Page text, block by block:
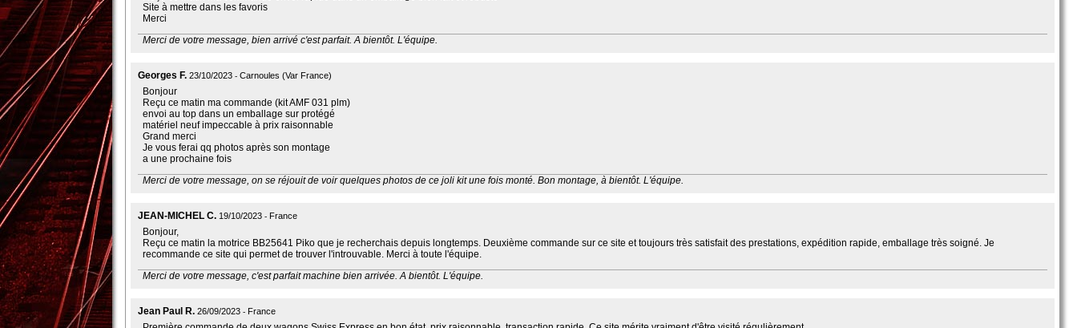
Site à mettre dans les favoris
Merci
Merci de votre message, bien arrivé c'est parfait. A bientôt. L'équipe.
Georges F. 23/10/2023 Carnoules (var France)
Bonjour
Reçu ce matin ma commande (kit AMF 031 plm)
envoi au top dans un emballage sur protégé
matériel neuf impeccable à prix raisonnable
Grand merci
Je vous ferai qq photos après son montage
a une prochaine fois
Merci de votre message, on se réjouit de voir quelques photos de ce joli kit une fois monté. Bon montage, à bientôt. L'équipe.
JEAN-MICHEL C. 19/10/2023 France
Bonjour,
Reçu ce matin la motrice BB25641 Piko que je recherchais depuis longtemps. Deuxième commande sur ce site et toujours très satisfait des prestations, expédition rapide, emballage très soigné. Je
recommande ce site qui permet de trouver l'introuvable. Merci à toute l'équipe.
Merci de votre message, c'est parfait machine bien arrivée. A bientôt. L'équipe.
Jean Paul R. 26/09/2023 France